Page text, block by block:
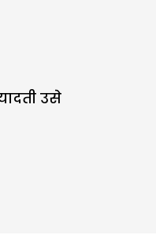
उसे